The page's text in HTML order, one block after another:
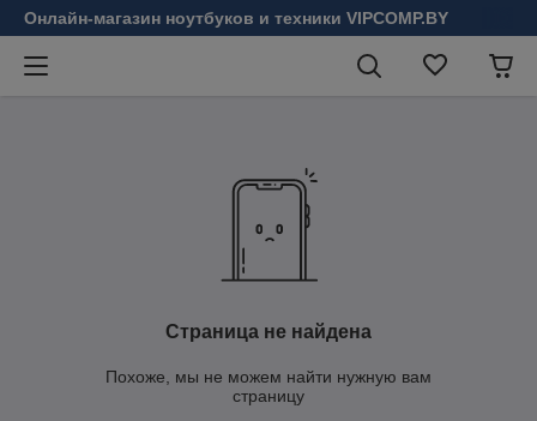
Онлайн-магазин ноутбуков и техники VIPCOMP.BY
Страница не найдена
Похоже, мы не можем найти нужную вам
страницу